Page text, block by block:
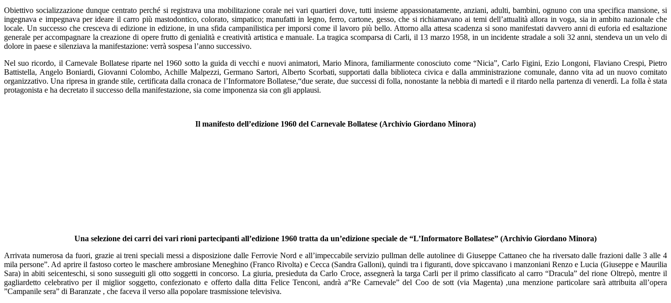
Obiettivo socializzazione dunque centrato perché si registrava una mobilitazione corale nei vari quartieri dove, tutti insieme appassionatamente, anziani, adulti, bambini, ognuno con una specifica mansione, si
ingegnava e impegnava per ideare il carro più mastodontico, colorato, simpatico; manufatti in legno, ferro, cartone, gesso, che si richiamavano ai temi dell’attualità allora in voga, sia in ambito nazionale che
locale. Un successo che cresceva di edizione in edizione, in una sfida campanilistica per imporsi come il lavoro più bello. Attorno alla attesa scadenza si sono manifestati davvero anni di euforia ed esaltazione
generale per accompagnare la creazione di opere frutto di genialità e creatività artistica e manuale. La tragica scomparsa di Carli, il 13 marzo 1958, in un incidente stradale a soli 32 anni, stendeva un un velo di
dolore in paese e silenziava la manifestazione: verrà sospesa l’anno successivo.
Nel suo ricordo, il Carnevale Bollatese riparte nel 1960 sotto la guida di vecchi e nuovi animatori, Mario Minora, familiarmente conosciuto come “Nicia”, Carlo Figini, Ezio Longoni, Flaviano Crespi, Pietro
Battistella, Angelo Boniardi, Giovanni Colombo, Achille Malpezzi, Germano Sartori, Alberto Scorbati, supportati dalla biblioteca civica e dalla amministrazione comunale, danno vita ad un nuovo comitato
organizzativo. Una ripresa in grande stile, certificata dalla cronaca de l’Informatore Bollatese,“due serate, due successi di folla, nonostante la nebbia di martedì e il ritardo nella partenza di venerdì. La folla è stata
protagonista e ha decretato il successo della manifestazione, sia come imponenza sia con gli applausi.
Il manifesto dell’edizione 1960 del Carnevale Bollatese (Archivio Giordano Minora)
Una selezione dei carri dei vari rioni partecipanti all’edizione 1960 tratta da un’edizione speciale de “L’Informatore Bollatese” (Archivio Giordano Minora)
Arrivata numerosa da fuori, grazie ai treni speciali messi a disposizione dalle Ferrovie Nord e all’impeccabile servizio pullman delle autolinee di Giuseppe Cattaneo che ha riversato dalle frazioni dalle 3 alle 4
mila persone”. Ad aprire il fastoso corteo le maschere ambrosiane Meneghino (Franco Rivolta) e Cecca (Sandra Galloni), quindi tra i figuranti, dove spiccavano i manzoniani Renzo e Lucia (Giuseppe e Maurilia
Sara) in abiti seicenteschi, si sono susseguiti gli otto soggetti in concorso. La giuria, presieduta da Carlo Croce, assegnerà la targa Carli per il primo classificato al carro “Dracula” del rione Oltrepò, mentre il
gagliardetto celebrativo per il miglior soggetto, confezionato e offerto dalla ditta Felice Tenconi, andrà a“Re Carnevale” del Coo de sott (via Magenta) ,una menzione particolare sarà attribuita all’opera
”Campanile sera” di Baranzate , che faceva il verso alla popolare trasmissione televisiva.